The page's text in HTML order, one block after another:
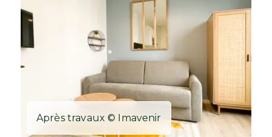
Après travaux © Imavenir